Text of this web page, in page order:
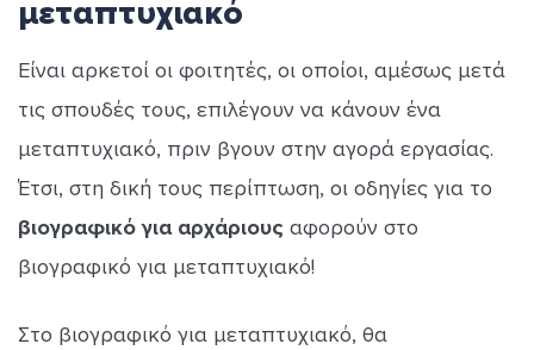
μεταπτυχιακό
Είναι αρκετοί οι φοιτητές, οι οποίοι, αμέσως μετά
τις σπουδές τους, επιλέγουν να κάνουν ένα
μεταπτυχιακό, πριν βγουν στην αγορά εργασίας.
Έτσι, στη δική τους περίπτωση, οι οδηγίες για το
βιογραφικό για αρχάριους αφορούν στο
βιογραφικό για μεταπτυχιακό!
Στο βιογραφικό για μεταπτυχιακό, θα